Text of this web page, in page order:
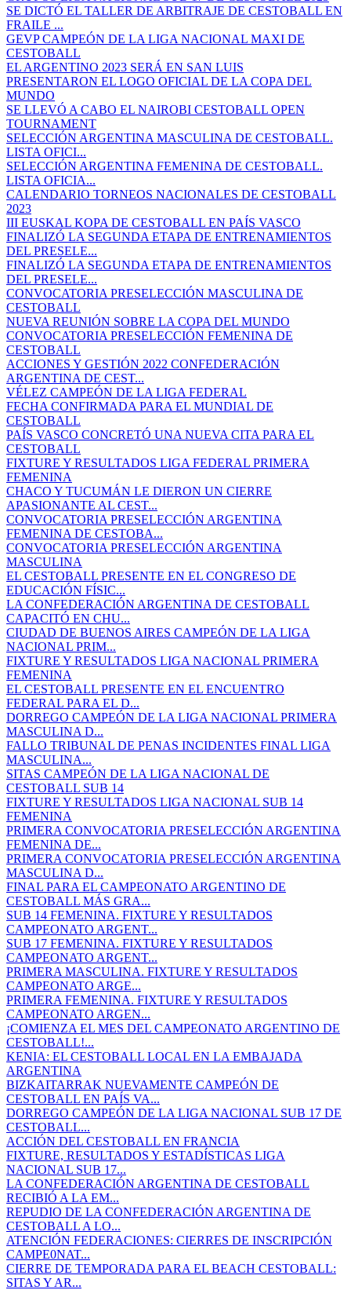
SE DICTÓ EL TALLER DE ARBITRAJE DE CESTOBALL EN
FRAILE ...
GEVP CAMPEÓN DE LA LIGA NACIONAL MAXI DE
CESTOBALL
EL ARGENTINO 2023 SERÁ EN SAN LUIS
PRESENTARON EL LOGO OFICIAL DE LA COPA DEL
MUNDO
SE LLEVÓ A CABO EL NAIROBI CESTOBALL OPEN
TOURNAMENT
SELECCIÓN ARGENTINA MASCULINA DE CESTOBALL.
LISTA OFICI...
SELECCIÓN ARGENTINA FEMENINA DE CESTOBALL.
LISTA OFICIA...
CALENDARIO TORNEOS NACIONALES DE CESTOBALL
2023
III EUSKAL KOPA DE CESTOBALL EN PAÍS VASCO
FINALIZÓ LA SEGUNDA ETAPA DE ENTRENAMIENTOS
DEL PRESELE...
FINALIZÓ LA SEGUNDA ETAPA DE ENTRENAMIENTOS
DEL PRESELE...
CONVOCATORIA PRESELECCIÓN MASCULINA DE
CESTOBALL
NUEVA REUNIÓN SOBRE LA COPA DEL MUNDO
CONVOCATORIA PRESELECCIÓN FEMENINA DE
CESTOBALL
ACCIONES Y GESTIÓN 2022 CONFEDERACIÓN
ARGENTINA DE CEST...
VÉLEZ CAMPEÓN DE LA LIGA FEDERAL
FECHA CONFIRMADA PARA EL MUNDIAL DE
CESTOBALL
PAÍS VASCO CONCRETÓ UNA NUEVA CITA PARA EL
CESTOBALL
FIXTURE Y RESULTADOS LIGA FEDERAL PRIMERA
FEMENINA
CHACO Y TUCUMÁN LE DIERON UN CIERRE
APASIONANTE AL CEST...
CONVOCATORIA PRESELECCIÓN ARGENTINA
FEMENINA DE CESTOBA...
CONVOCATORIA PRESELECCIÓN ARGENTINA
MASCULINA
EL CESTOBALL PRESENTE EN EL CONGRESO DE
EDUCACIÓN FÍSIC...
LA CONFEDERACIÓN ARGENTINA DE CESTOBALL
CAPACITÓ EN CHU...
CIUDAD DE BUENOS AIRES CAMPEÓN DE LA LIGA
NACIONAL PRIM...
FIXTURE Y RESULTADOS LIGA NACIONAL PRIMERA
FEMENINA
EL CESTOBALL PRESENTE EN EL ENCUENTRO
FEDERAL PARA EL D...
DORREGO CAMPEÓN DE LA LIGA NACIONAL PRIMERA
MASCULINA D...
FALLO TRIBUNAL DE PENAS INCIDENTES FINAL LIGA
MASCULINA...
SITAS CAMPEÓN DE LA LIGA NACIONAL DE
CESTOBALL SUB 14
FIXTURE Y RESULTADOS LIGA NACIONAL SUB 14
FEMENINA
PRIMERA CONVOCATORIA PRESELECCIÓN ARGENTINA
FEMENINA DE...
PRIMERA CONVOCATORIA PRESELECCIÓN ARGENTINA
MASCULINA D...
FINAL PARA EL CAMPEONATO ARGENTINO DE
CESTOBALL MÁS GRA...
SUB 14 FEMENINA. FIXTURE Y RESULTADOS
CAMPEONATO ARGENT...
SUB 17 FEMENINA. FIXTURE Y RESULTADOS
CAMPEONATO ARGENT...
PRIMERA MASCULINA. FIXTURE Y RESULTADOS
CAMPEONATO ARGE...
PRIMERA FEMENINA. FIXTURE Y RESULTADOS
CAMPEONATO ARGEN...
¡COMIENZA EL MES DEL CAMPEONATO ARGENTINO DE
CESTOBALL!...
KENIA: EL CESTOBALL LOCAL EN LA EMBAJADA
ARGENTINA
BIZKAITARRAK NUEVAMENTE CAMPEÓN DE
CESTOBALL EN PAÍS VA...
DORREGO CAMPEÓN DE LA LIGA NACIONAL SUB 17 DE
CESTOBALL...
ACCIÓN DEL CESTOBALL EN FRANCIA
FIXTURE, RESULTADOS Y ESTADÍSTICAS LIGA
NACIONAL SUB 17...
LA CONFEDERACIÓN ARGENTINA DE CESTOBALL
RECIBIÓ A LA EM...
REPUDIO DE LA CONFEDERACIÓN ARGENTINA DE
CESTOBALL A LO...
ATENCIÓN FEDERACIONES: CIERRES DE INSCRIPCIÓN
CAMPE0NAT...
CIERRE DE TEMPORADA PARA EL BEACH CESTOBALL:
SITAS Y AR...